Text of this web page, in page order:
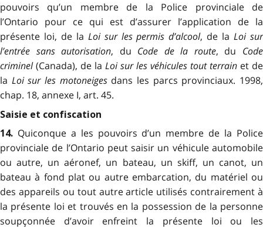
pouvoirs qu’un membre de la Police provinciale de
l’Ontario pour ce qui est d’assurer l’application de la
présente loi, de la Loi sur les permis d’alcool, de laLoi sur
l’entrée sans autorisation, du Code de la route, du Code
criminel(Canada), de la Loi sur les véhicules tout terrain et de
la Loi sur les motoneigesdans les parcs provinciaux. 1998,
chap. 18, annexe I, art. 45.
Saisie et confiscation
14. Quiconque a les pouvoirs d’un membre de la Police
provinciale de l’Ontario peut saisir un véhicule automobile
ou autre, un aéronef, un bateau, un skiff, un canot, un
bateau à fond plat ou autre embarcation, du matériel ou
des appareils ou tout autre article utilisés contrairement à
la présente loi et trouvés en la possession de la personne
soupçonnée d’avoir enfreint la présente loi ou les